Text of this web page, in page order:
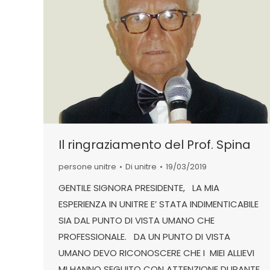
Il ringraziamento del Prof. Spina
persone unitre Di unitre 19/03/2019
GENTILE SIGNORA PRESIDENTE, LA MIA
ESPERIENZA IN UNITRE E’ STATA INDIMENTICABILE
SIA DAL PUNTO DI VISTA UMANO CHE
PROFESSIONALE. DA UN PUNTO DI VISTA
UMANO DEVO RICONOSCERE CHE I MIEI ALLIEVI